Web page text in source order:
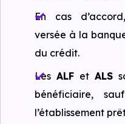
Ressources
Financer
En cas
versée à la
du crédit.
Les ALFet ALS
bénéficiaire,
l’établissement